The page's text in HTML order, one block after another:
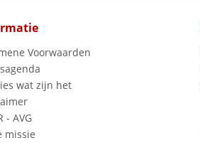
Voorwaarden
wat zijn het
- AVG
missie